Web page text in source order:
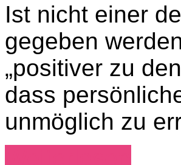
Ist nicht einer
gegeben
„positiver zu
dass
unmöglich zu